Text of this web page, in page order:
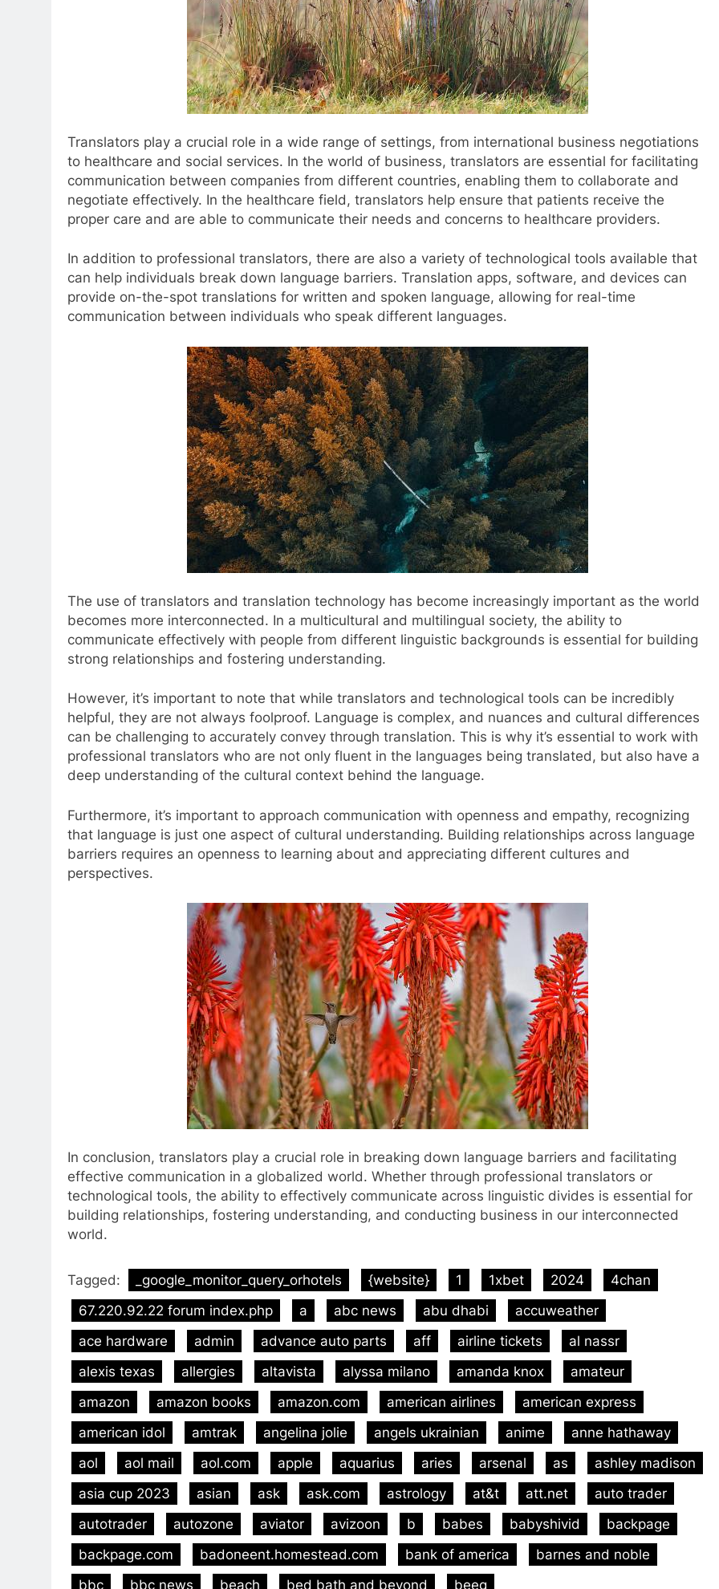
Translators play a crucial role in a wide range of settings, from international business negotiations
to healthcare and social services. In the world of business, translators are essential for facilitating
communication between companies from different countries, enabling them to collaborate and
negotiate effectively. In the healthcare field, translators help ensure that patients receive the
proper care and are able to communicate their needs and concerns to healthcare providers.
In addition to professional translators, there are also a variety of technological tools available that
can help individuals break down language barriers. Translation apps, software, and devices can
provide on-the-spot translations for written and spoken language, allowing for real-time
communication between individuals who speak different languages.
The use of translators and translation technology has become increasingly important as the world
becomes more interconnected. In a multicultural and multilingual society, the ability to
communicate effectively with people from different linguistic backgrounds is essential for building
strong relationships and fostering understanding.
However, it’s important to note that while translators and technological tools can be incredibly
helpful, they are not always foolproof. Language is complex, and nuances and cultural differences
can be challenging to accurately convey through translation. This is why it’s essential to work with
professional translators who are not only fluent in the languages being translated, but also have a
deep understanding of the cultural context behind the language.
Furthermore, it’s important to approach communication with openness and empathy, recognizing
that language is just one aspect of cultural understanding. Building relationships across language
barriers requires an openness to learning about and appreciating different cultures and
perspectives.
In conclusion, translators play a crucial role in breaking down language barriers and facilitating
effective communication in a globalized world. Whether through professional translators or
technological tools, the ability to effectively communicate across linguistic divides is essential for
building relationships, fostering understanding, and conducting business in our interconnected
world.
Tagged: _google_monitor_query_orhotels {website} 1 1xbet 2024
4chan
67.220.92.22 forum index.php
a abc news abu dhabi
accuweather
ace hardware
admin advance auto parts aff airline tickets
al nassr
alexis texas
allergies altavista alyssa milano amanda knox
amateur
amazon
amazon books amazon.com american airlines
american express
american idol
amtrak angelina jolie angels ukrainian anime
anne hathaway
aol
aol mail aol.com apple aquarius aries arsenal as
ashley madison
asia cup 2023
asian ask ask.com astrology at&t att.net
auto trader
autotrader
autozone aviator avizoon b babes babyshivid
backpage
backpage.com
badoneent.homestead.com bank of america
barnes and noble
bbc
bbc news beach bed bath and beyond beeg